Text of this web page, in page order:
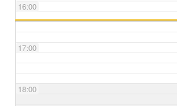
16:00
17:00
18:00